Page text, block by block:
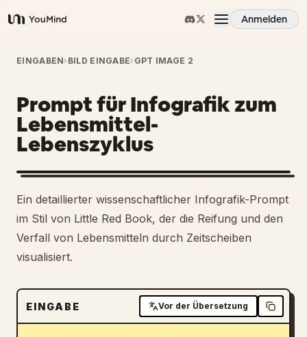
YouMind
Anmelden
Übersicht
Anwendungsfälle
Fähigkeiten
Prompts
Preise
Blog
EINGABEN› BILD EINGABE› GPT IMAGE 2
Prompt für Infografik zum
Lebensmittel-
Lebenszyklus
Ein detaillierter wissenschaftlicher Infografik-Prompt
im Stil von Little Red Book, der die Reifung und den
Verfall von Lebensmitteln durch Zeitscheiben
visualisiert.
EINGABE Vor der Übersetzung